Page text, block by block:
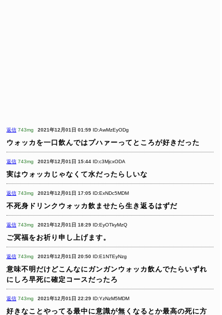
返信 743mg 2021年12月01日 01:59 ID:AwMzEyODg
ウォッカを一口飲んではプハァーってところが好きだった
返信 743mg 2021年12月01日 15:44 ID:c3MjcxODA
実はウォッカじゃなくて水だったらしいな
返信 743mg 2021年12月01日 17:05 ID:ExNDc5MDM
不死身ドリンクウォッカ飲ませたら生き返るはずだ
返信 743mg 2021年12月01日 18:29 ID:EyOTkyMzQ
ご冥福をお祈り申し上げます。
返信 743mg 2021年12月01日 20:50 ID:E1NTEyNzg
意味不明だけどこんなにガンガンウォッカ飲んでたらいずれ
にしろ早死に確定コースだったろ
返信 743mg 2021年12月01日 22:29 ID:YzNzM5MDM
好きなことやってる最中に意識が無くなるとか最高の死に方